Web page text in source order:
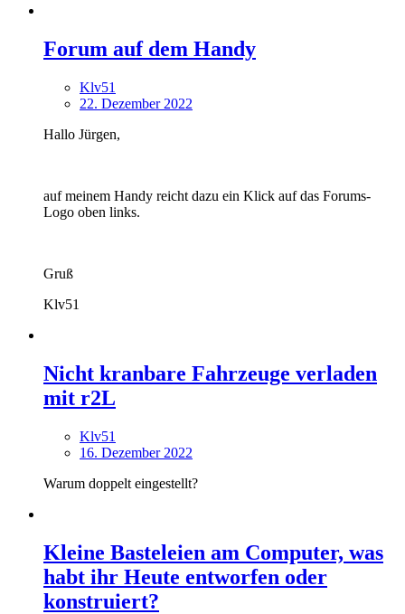
Forum auf dem Handy
Klv51
22. Dezember 2022
Hallo Jürgen,
auf meinem Handy reicht dazu ein Klick auf das Forums-
Logo oben links.
Gruß
Klv51
Nicht kranbare Fahrzeuge verladen
mit r2L
Klv51
16. Dezember 2022
Warum doppelt eingestellt?
Kleine Basteleien am Computer, was
habt ihr Heute entworfen oder
konstruiert?